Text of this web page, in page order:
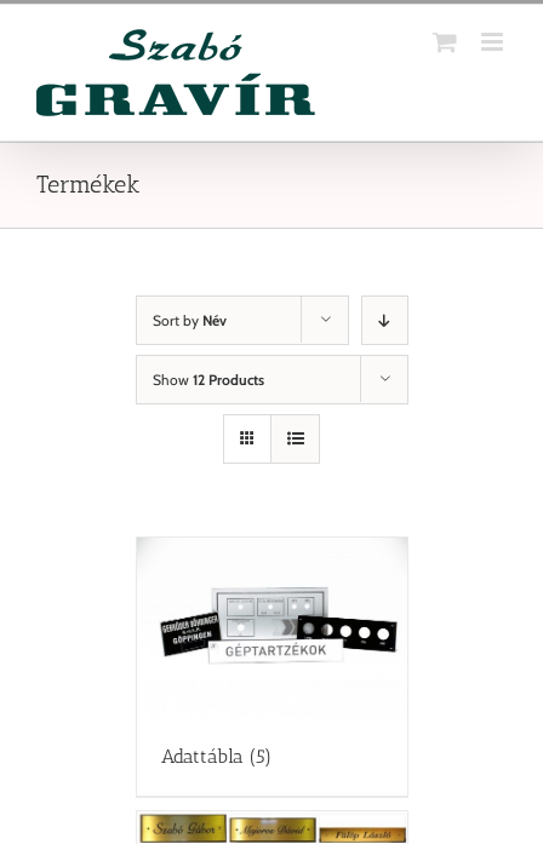
Kihagyás
Termékek
Sort by Név
Show 12 Products
Adattábla (5)